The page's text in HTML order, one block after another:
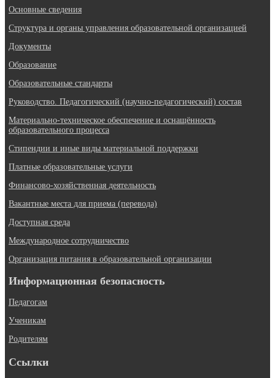
Основные сведения
Структура и органы управления образовательной организацией
Документы
Образование
Образовательные стандарты
Руководство. Педагогический (научно-педагогический) состав
Материально-техническое обеспечение и оснащённость
образовательного процесса
Стипендии и иные виды материальной поддержки
Платные образовательные услуги
Финансово-хозяйственная деятельность
Вакантные места для приема (перевода)
Доступная среда
Международное сотрудничество
Организация питания в образовательной организации
Информационная безопасность
Педагогам
Ученикам
Родителям
Ссылки